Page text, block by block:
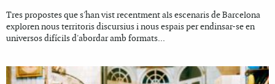
Tres propostes que s'han vist recentment als escenaris de Barcelona
exploren nous territoris discursius i nous espais per endinsar-se en
universos difícils d'abordar amb formats...